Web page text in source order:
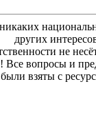
других
не
Все вопросы и
взяты с